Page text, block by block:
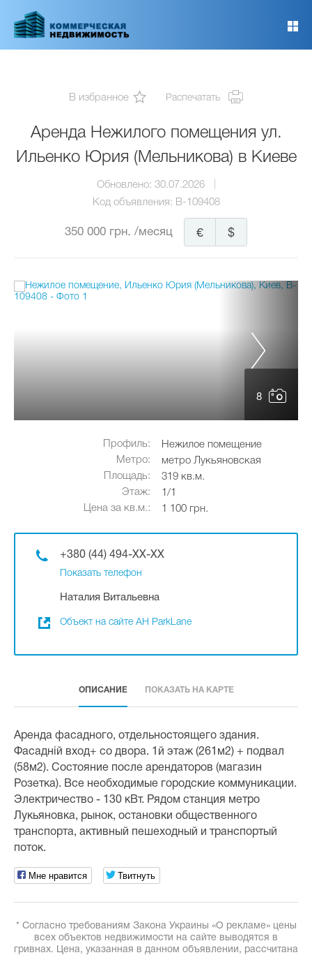
основному
В избранное Распечатать
Аренда Нежилого помещения ул.
Ильенко Юрия (Мельникова) в Киеве
Обновлено: 30.07.2026
Код объявления: B-109408
350 000 грн. /месяц $
€
8
Профиль:
Нежилое помещение
Метро:
метро Лукьяновская
Площадь:
319 кв.м.
Этаж:
1/1
Цена за кв.м.:
1 100 грн.
+380 (44) 494-XX-XX
Показать телефон
Наталия Витальевна
Объект на сайте АН ParkLane
ОПИСАНИЕ ПОКАЗАТЬ НА КАРТЕ
Аренда фасадного, отдельностоящего здания.
Фасадній вход+ со двора. 1й этаж (261м2) + подвал
(58м2). Состояние после арендаторов (магазин
Розетка). Все необходимые городские коммуникации.
Электричество - 130 кВт. Рядом станция метро
Лукьяновка, рынок, остановки общественного
транспорта, активный пешеходный и транспортый
поток.
Мне нравится Твитнуть
* Согласно требованиям Закона Украины «О рекламе» цены
всех объектов недвижимости на сайте выводятся в
гривнах. Цена, указанная в данном объявлении, рассчитана